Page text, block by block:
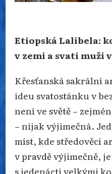
Etiopská Lalibela:
v zemi a svatí muži
Křesťanská sakrální
ideu svatostánku v
není ve světě –
– nijak výjimečná.
míst, kde středověcí
v pravdě výjimečně,
s jedenácti velkými